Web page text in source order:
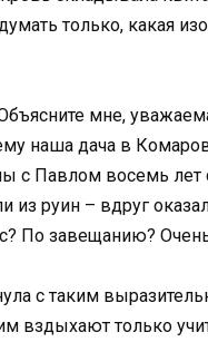
только, какая
мне,
наша дача в
с Павлом восемь лет
из руин – вдруг
По завещанию?
с таким
вздыхают только